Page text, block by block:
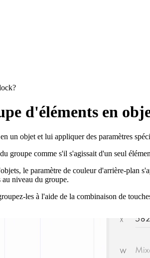
d'éléments en
un objet et lui appliquer des paramètres
groupe comme s'il s'agissait d'un seul
le paramètre de couleur d'arrière-
niveau du groupe.
les à l'aide de la combinaison de